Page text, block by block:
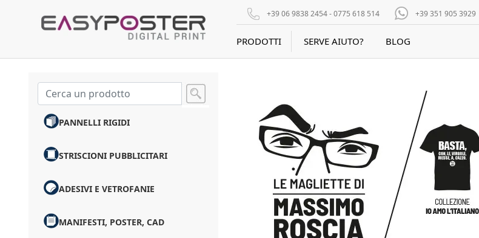
+39 06 9838 2454 - 0775 618 514 +39 351 905 3929
PRODOTTI SERVE AIUTO? BLOG
PANNELLI RIGIDI
STRISCIONI PUBBLICITARI
ADESIVI E VETROFANIE
MANIFESTI, POSTER, CAD